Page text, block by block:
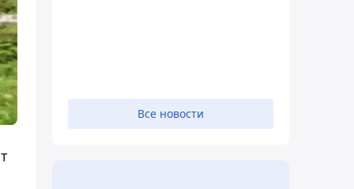
Все новости